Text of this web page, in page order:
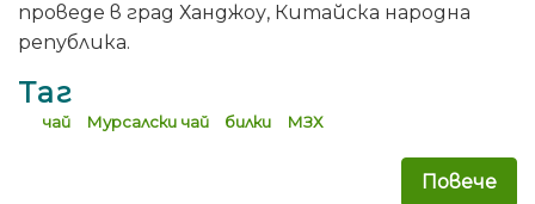
проведе в град Ханджоу, Китайска народна
република.
Таг
чай Мурсалски чай билки МЗХ
Повече